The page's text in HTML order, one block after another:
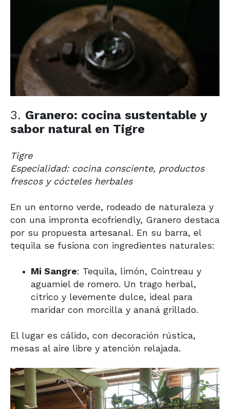
3. Granero: cocina sustentable y
sabor natural en Tigre
Tigre
Especialidad: cocina consciente, productos
frescos y cócteles herbales
En un entorno verde, rodeado de naturaleza y
con una impronta ecofriendly, Granero destaca
por su propuesta artesanal. En su barra, el
tequila se fusiona con ingredientes naturales:
Mi Sangre: Tequila, limón, Cointreau y
aguamiel de romero. Un trago herbal,
cítrico y levemente dulce, ideal para
maridar con morcilla y ananá grillado.
El lugar es cálido, con decoración rústica,
mesas al aire libre y atención relajada.